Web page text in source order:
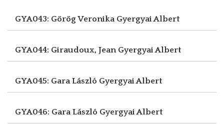
GYA043: Görög Veronika Gyergyai Albert
GYA044: Giraudoux, Jean Gyergyai Albert
GYA045: Gara László Gyergyai Albert
GYA046: Gara László Gyergyai Albert